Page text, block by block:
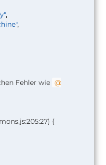
,
,
Fehler wie
{